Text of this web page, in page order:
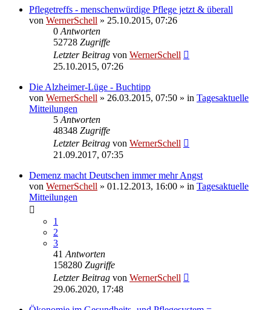
Pflegetreffs - menschenwürdige Pflege jetzt & überall
von WernerSchell » 25.10.2015, 07:26
0 Antworten
52728 Zugriffe
Letzter Beitrag von WernerSchell
25.10.2015, 07:26
Die Alzheimer-Lüge - Buchtipp
von WernerSchell » 26.03.2015, 07:50 » in Tagesaktuelle
Mitteilungen
5 Antworten
48348 Zugriffe
Letzter Beitrag von WernerSchell
21.09.2017, 07:35
Demenz macht Deutschen immer mehr Angst
von WernerSchell » 01.12.2013, 16:00 » in Tagesaktuelle
Mitteilungen
1
2
3
41 Antworten
158280 Zugriffe
Letzter Beitrag von WernerSchell
29.06.2020, 17:48